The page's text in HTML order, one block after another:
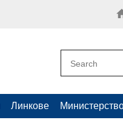
Линкове